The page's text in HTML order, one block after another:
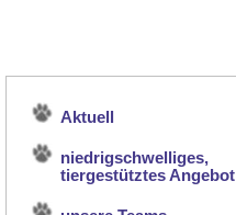
Aktuell
niedrigschwelliges,
tiergestütztes Angebot